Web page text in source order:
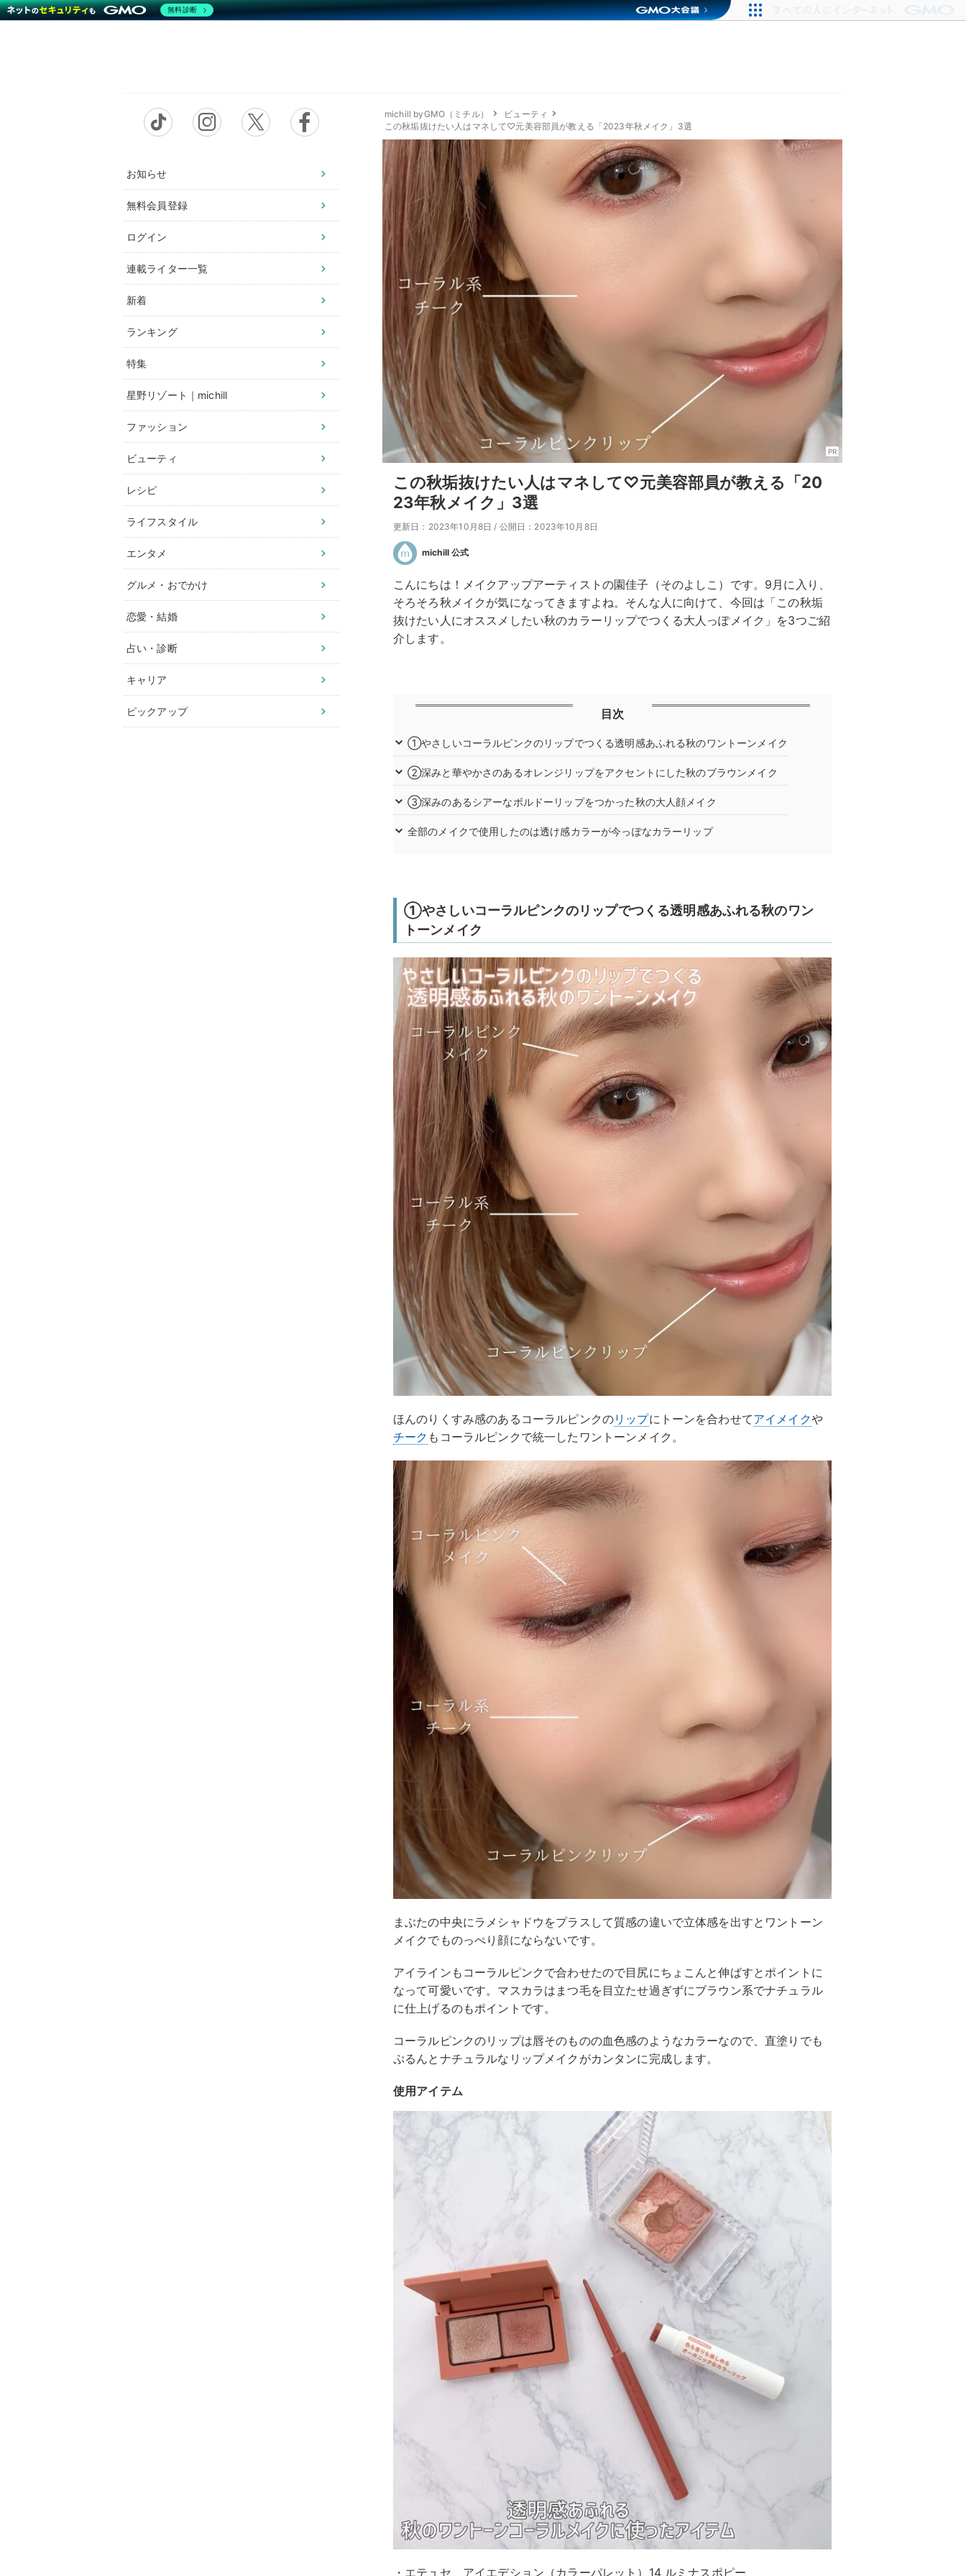
お知らせ
無料会員登録
ログイン
連載ライター一覧
新着
ランキング
特集
星野リゾート｜michill
ファッション
ビューティ
レシピ
ライフスタイル
エンタメ
グルメ・おでかけ
恋愛・結婚
占い・診断
キャリア
ピックアップ
michill byGMO（ミチル）
ビューティ
この秋垢抜けたい人はマネして♡元美容部員が教える「2023年秋メイク」3選
PR
この秋垢抜けたい人はマネして♡元美容部員が教える「20
23年秋メイク」3選
更新日：2023年10月8日 / 公開日：2023年10月8日
michill 公式
こんにちは！メイクアップアーティストの園佳子（そのよしこ）です。9月に入り、
そろそろ秋メイクが気になってきますよね。そんな人に向けて、今回は「この秋垢
抜けたい人にオススメしたい秋のカラーリップでつくる大人っぽメイク」を3つご紹
介します。
目次
①やさしいコーラルピンクのリップでつくる透明感あふれる秋のワントーンメイク
②深みと華やかさのあるオレンジリップをアクセントにした秋のブラウンメイク
③深みのあるシアーなボルドーリップをつかった秋の大人顔メイク
全部のメイクで使用したのは透け感カラーが今っぽなカラーリップ
①やさしいコーラルピンクのリップでつくる透明感あふれる秋のワン
トーンメイク
ほんのりくすみ感のあるコーラルピンクのリップにトーンを合わせてアイメイクや
チーク もコーラルピンクで統一したワントーンメイク。
まぶたの中央にラメシャドウをプラスして質感の違いで立体感を出すとワントーン
メイクでものっぺり顔にならないです。
アイラインもコーラルピンクで合わせたので目尻にちょこんと伸ばすとポイントに
なって可愛いです。マスカラはまつ毛を目立たせ過ぎずにブラウン系でナチュラル
に仕上げるのもポイントです。
コーラルピンクのリップは唇そのものの血色感のようなカラーなので、直塗りでも
ぷるんとナチュラルなリップメイクがカンタンに完成します。
使用アイテム
・エテュセ アイエデション（カラーパレット）14 ルミナスポピー
無料診断